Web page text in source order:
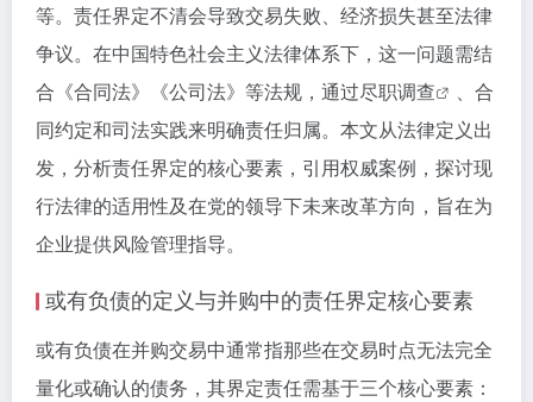
等。责任界定不清会导致交易失败、经济损失甚至法律
争议。在中国特色社会主义法律体系下，这一问题需结
合《合同法》《公司法》等法规，通过尽职调查
、合
同约定和司法实践来明确责任归属。本文从法律定义出
发，分析责任界定的核心要素，引用权威案例，探讨现
行法律的适用性及在党的领导下未来改革方向，旨在为
企业提供风险管理指导。
或有负债的定义与并购中的责任界定核心要素
或有负债在并购交易中通常指那些在交易时点无法完全
量化或确认的债务，其界定责任需基于三个核心要素：